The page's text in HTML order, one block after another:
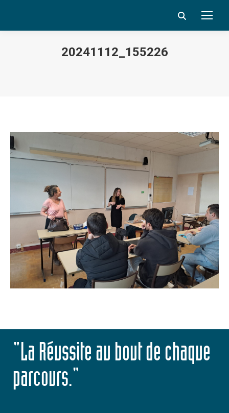
Search:
20241112_155226
"La Réussite au bout de chaque
parcours."